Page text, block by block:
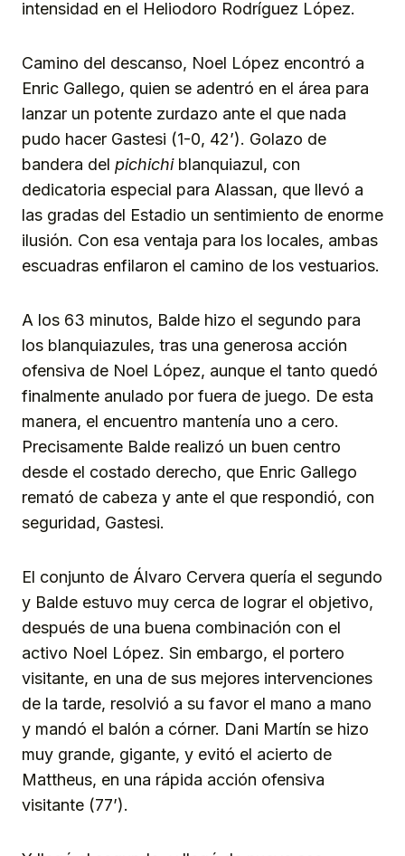
intensidad en el Heliodoro Rodríguez López.
Camino del descanso, Noel López encontró a
Enric Gallego, quien se adentró en el área para
lanzar un potente zurdazo ante el que nada
pudo hacer Gastesi (1-0, 42’). Golazo de
bandera del pichichi blanquiazul, con
dedicatoria especial para Alassan, que llevó a
las gradas del Estadio un sentimiento de enorme
ilusión. Con esa ventaja para los locales, ambas
escuadras enfilaron el camino de los vestuarios.
A los 63 minutos, Balde hizo el segundo para
los blanquiazules, tras una generosa acción
ofensiva de Noel López, aunque el tanto quedó
finalmente anulado por fuera de juego. De esta
manera, el encuentro mantenía uno a cero.
Precisamente Balde realizó un buen centro
desde el costado derecho, que Enric Gallego
remató de cabeza y ante el que respondió, con
seguridad, Gastesi.
El conjunto de Álvaro Cervera quería el segundo
y Balde estuvo muy cerca de lograr el objetivo,
después de una buena combinación con el
activo Noel López. Sin embargo, el portero
visitante, en una de sus mejores intervenciones
de la tarde, resolvió a su favor el mano a mano
y mandó el balón a córner. Dani Martín se hizo
muy grande, gigante, y evitó el acierto de
Mattheus, en una rápida acción ofensiva
visitante (77’).